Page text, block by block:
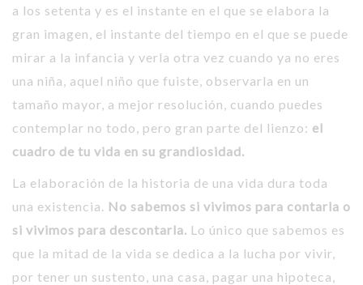
a los setenta y es el instante en el que se elabora la
gran imagen, el instante del tiempo en el que se puede
mirar a la infancia y verla otra vez cuando ya no eres
una niña, aquel niño que fuiste, observarla en un
tamaño mayor, a mejor resolución, cuando puedes
contemplar no todo, pero gran parte del lienzo: el
cuadro de tu vida en su grandiosidad.
La elaboración de la historia de una vida dura toda
una existencia. No sabemos si vivimos para contarla o
si vivimos para descontarla. Lo único que sabemos es
que la mitad de la vida se dedica a la lucha por vivir,
por tener un sustento, una casa, pagar una hipoteca,